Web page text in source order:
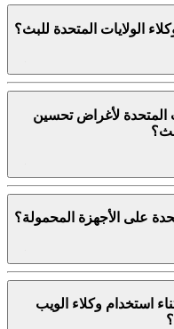
الولايات المتحدة للبث؟
المتحدة لأغراض تحسين
على الأجهزة المحمولة؟
استخدام وكلاء الويب